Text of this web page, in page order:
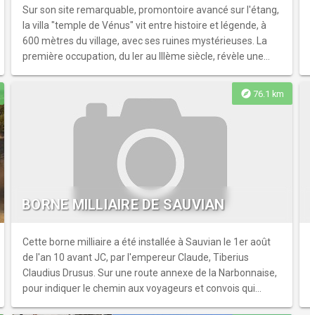
Sur son site remarquable, promontoire avancé sur l'étang,
la villa "temple de Vénus" vit entre histoire et légende, à
600 mètres du village, avec ses ruines mystérieuses. La
première occupation, du Ier au IIIème siècle, révèle une
et les matériaux employés : murs en petit appareil de
calcaire coquiller local, liés au mortier de chaux et
matériaux d'importance signant le luxe de la décoration.
explore 76.1 km
BORNE MILLIAIRE DE SAUVIAN
Cette borne milliaire a été installée à Sauvian le 1er août
de l'an 10 avant JC, par l'empereur Claude, Tiberius
Claudius Drusus. Sur une route annexe de la Narbonnaise,
pour indiquer le chemin aux voyageurs et convois qui